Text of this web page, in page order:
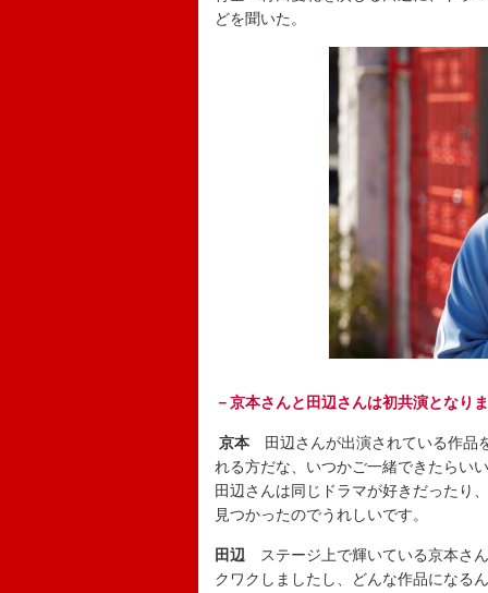
どを聞いた。
－京本さんと田辺さんは初共演となり
京本
田辺さんが出演されている作品
れる方だな、いつかご一緒できたらい
田辺さんは同じドラマが好きだったり
見つかったのでうれしいです。
田辺
ステージ上で輝いている京本さ
クワクしましたし、どんな作品になる